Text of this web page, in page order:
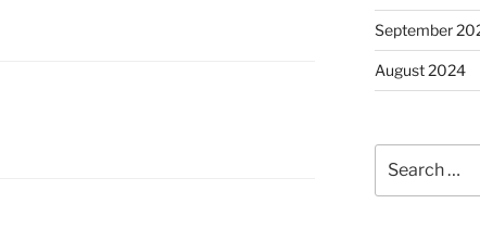
September
August 2024
for: